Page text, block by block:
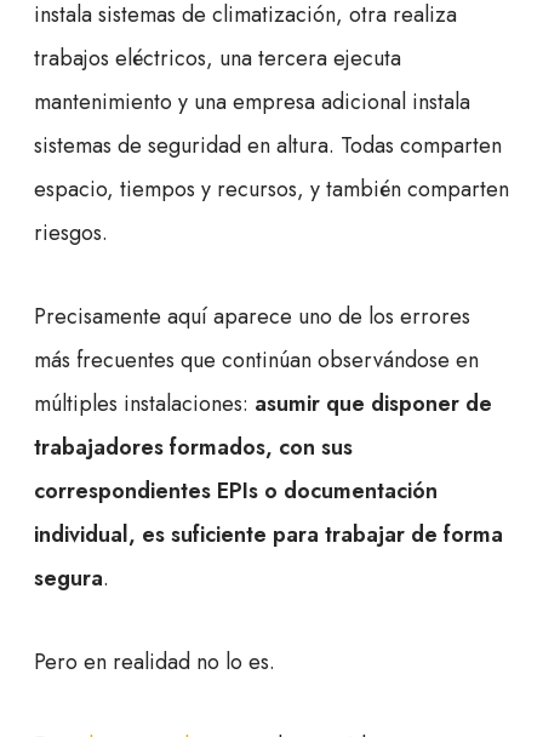
instala sistemas de climatización, otra realiza
trabajos eléctricos, una tercera ejecuta
mantenimiento y una empresa adicional instala
sistemas de seguridad en altura. Todas comparten
espacio, tiempos y recursos, y también comparten
riesgos.
Precisamente aquí aparece uno de los errores
más frecuentes que continúan observándose en
múltiples instalaciones: asumir que disponer de
trabajadores formados, con sus
correspondientes EPIs o documentación
individual, es suficiente para trabajar de forma
segura.
Pero en realidad no lo es.